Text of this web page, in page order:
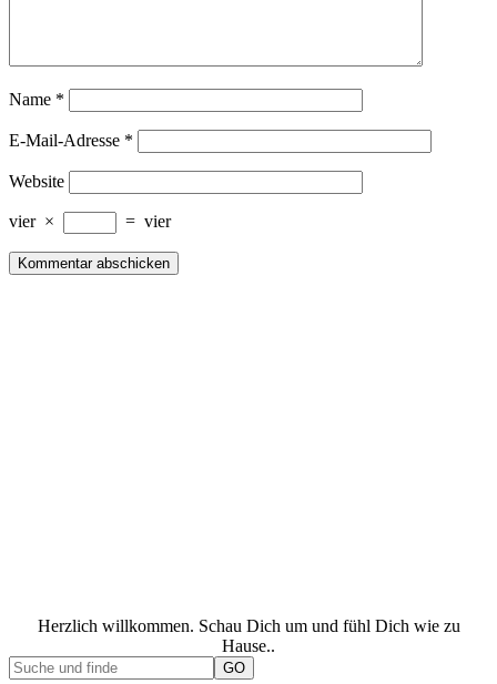
Name *
E-Mail-Adresse *
Website
vier × = vier
Herzlich willkommen. Schau Dich um und fühl Dich wie zu
Hause..